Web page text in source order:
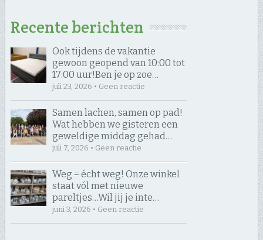
Recente berichten
Ook tijdens de vakantie
gewoon geopend van 10:00 tot
17:00 uur! ​Ben je op zoe…
juli 23, 2026 • Geen reactie
Samen lachen, samen op pad! ​
Wat hebben we gisteren een
geweldige middag gehad…
juli 7, 2026 • Geen reactie
Weg = écht weg! Onze winkel
staat vól met nieuwe
pareltjes… ​Wil jij je inte…
juni 3, 2026 • Geen reactie